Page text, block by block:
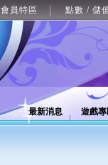
會員特區 點數 / 儲
最新消息 遊戲